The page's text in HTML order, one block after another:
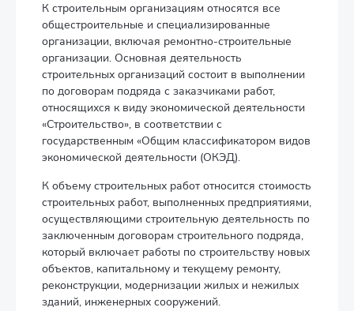
К строительным организациям относятся все
общестроительные и специализированные
организации, включая ремонтно-строительные
организации. Основная деятельность
строительных организаций состоит в выполнении
по договорам подряда с заказчиками работ,
относящихся к виду экономической деятельности
«Строительство», в соответствии с
государственным «Общим классификатором видов
экономической деятельности (ОКЭД).
К объему строительных работ относится стоимость
строительных работ, выполненных предприятиями,
осуществляющими строительную деятельность по
заключенным договорам строительного подряда,
который включает работы по строительству новых
объектов, капитальному и текущему ремонту,
реконструкции, модернизации жилых и нежилых
зданий, инженерных сооружений.